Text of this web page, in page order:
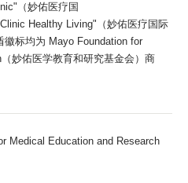
（妙佑医疗国
Healthy Living"（妙佑医疗国际
标均为 Mayo Foundation for
妙佑医学教育和研究基金会）商
Medical Education and Research